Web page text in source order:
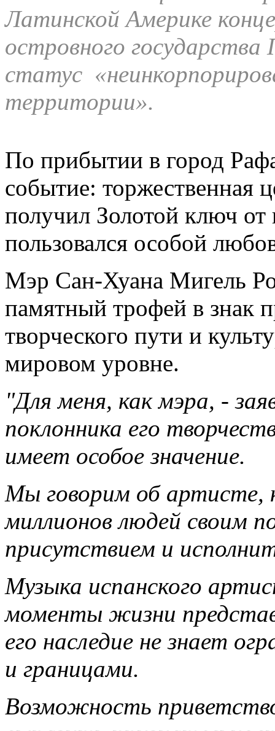
Латинской Америке
островного
статус
территории».
По прибытии в город
событие: торжественная
получил Золотой ключ от
пользовался особой
Мэр Сан-Хуана Мигель
памятный трофей в знак
творческого пути и
мировом уровне.
"Для меня, как мэра, -
поклонника его
имеет особое значение.
Мы говорим об артисте,
миллионов людей своим
присутствием и
Музыка испанского
моменты жизни
его наследие не знает
и границами.
Возможность